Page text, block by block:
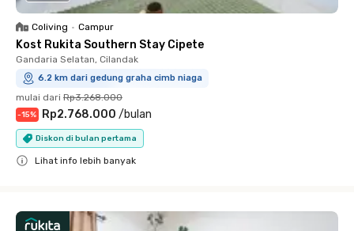
Coliving • Campur
Kost Rukita Southern Stay Cipete
Gandaria Selatan, Cilandak
6.2 km dari gedung graha cimb niaga
mulai dari Rp3.268.000
-15% Rp2.768.000 /bulan
Diskon di bulan pertama
Lihat info lebih banyak